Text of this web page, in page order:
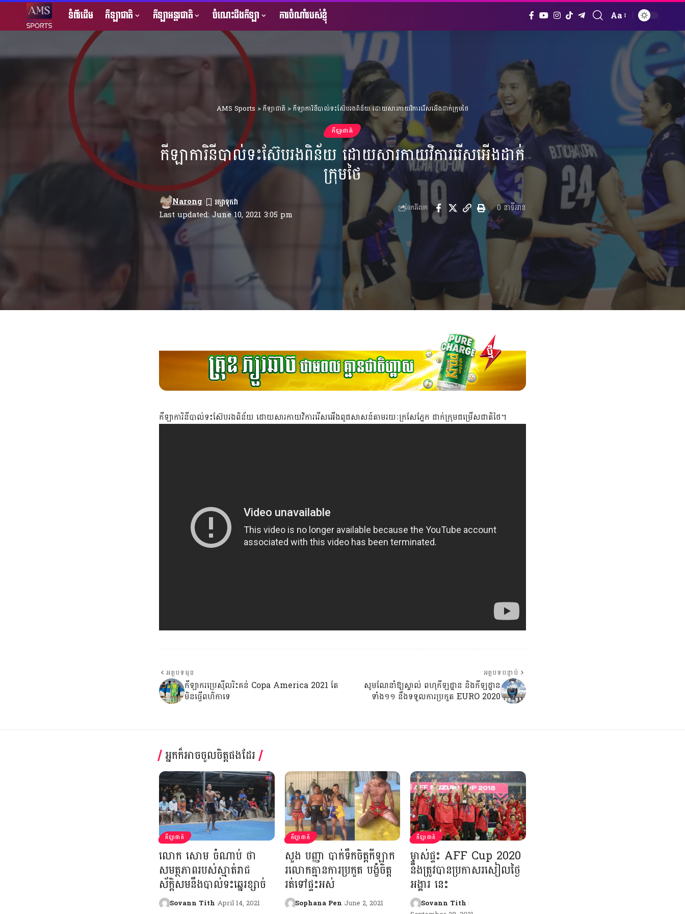
ទំព័រដើម កីឡាជាតិ កីឡាអន្តរជាតិ ចំណេះដឹងកីឡា ការចំណាំរបស់ខ្ញុំ
Font
Resizer
Aa
AMS Sports>កីឡាជាតិ >កីឡាការិនីបាល់ទះស៊ែបរងពិន័យ ដោយសារកាយវិការរើសអើងដាក់ក្រុមថៃ
កីឡាជាតិ
កីឡាការិនីបាល់ទះស៊ែបរងពិន័យ ដោយសារកាយវិការរើសអើងដាក់
ក្រុមថៃ
Last updated: June 10, 2021 3:05 pm
Narong ចែករំលែក 0 នាទីអាន
កីឡាការិនីបាល់ទះស៊ែបរងពិន័យ ដោយសារកាយវិការរើសអើងពូជសាសន៍តាមរយៈក្រសែភ្នែក ដាក់ក្រុមជម្រើសជាតិថៃ។
អត្ថបទមុន
កីឡាករប្រេស៊ីលរិះគន់ Copa America 2021 តែ
មិនធ្វើពហិកាទេ
អត្ថបទបន្ទាប់
សូមណែនាំឱ្យស្គាល់ ពហុកីឡដ្ឋាន និងកីឡដ្ឋាន
ទាំង១១ នឹងទទួលការប្រកួត EURO 2020
អ្នកក៏អាចចូលចិត្តផងដែរ
កីឡាជាតិ
លោក សោម ចំណាប់ ថា
សមត្ថភាពរបស់ស្មាត់រាជ
ស័ក្ដិសមនឹងបាល់ទះឆ្នេរខ្សាច់
Sovann Tith April 14, 2021
កីឡាជាតិ
សួង បញ្ញា បាក់ទឹកចិត្តកីឡាក
រលោកគ្មានការប្រកួត បង្ខំចិត្ត
រត់ទៅផ្ទះអស់
Sophana Pen June 2, 2021
កីឡាជាតិ
ម្ចាស់ផ្ទះ AFF Cup 2020
នឹងត្រូវបានប្រកាសរសៀលថ្ងៃ
អង្គារ នេះ
Sovann Tith